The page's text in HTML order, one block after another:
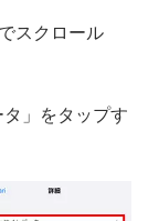
スクロール
」をタップす